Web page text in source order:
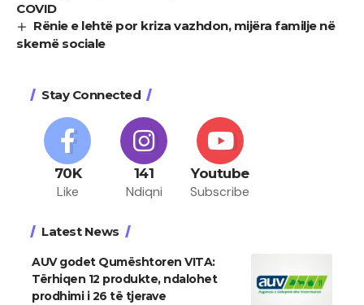
COVID
Rënie e lehtë por kriza vazhdon, mijëra familje në
skemë sociale
Stay Connected
70K
Like
141
Ndiqni
Youtube
Subscribe
Latest News
AUV godet Qumështoren VITA:
Tërhiqen 12 produkte, ndalohet
prodhimi i 26 të tjerave